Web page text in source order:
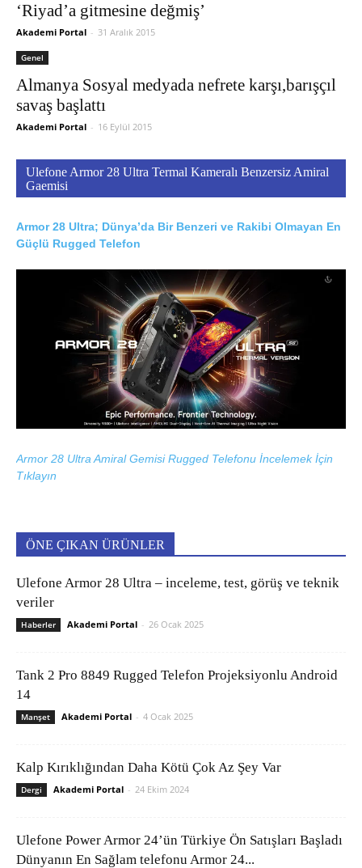
‘Riyad’a gitmesine değmiş’
Akademi Portal - 31 Aralık 2015
Genel
Almanya Sosyal medyada nefrete karşı,barışçıl
savaş başlattı
Akademi Portal - 16 Eylül 2015
Ulefone Armor 28 Ultra Termal Kameralı Benzersiz Amiral
Gaemisi
Armor 28 Ultra; Dünya’da Bir Benzeri ve Rakibi Olmayan En
Güçlü Rugged Telefon
Armor 28 Ultra Amiral Gemisi Rugged Telefonu İncelemek İçin
Tıklayın
ÖNE ÇIKAN ÜRÜNLER
Ulefone Armor 28 Ultra – inceleme, test, görüş ve teknik
veriler
Haberler Akademi Portal - 26 Ocak 2025
Tank 2 Pro 8849 Rugged Telefon Projeksiyonlu Android
14
Manşet Akademi Portal - 4 Ocak 2025
Kalp Kırıklığından Daha Kötü Çok Az Şey Var
Dergi Akademi Portal - 24 Ekim 2024
Ulefone Power Armor 24’ün Türkiye Ön Satışları Başladı
Dünyanın En Sağlam telefonu Armor 24...